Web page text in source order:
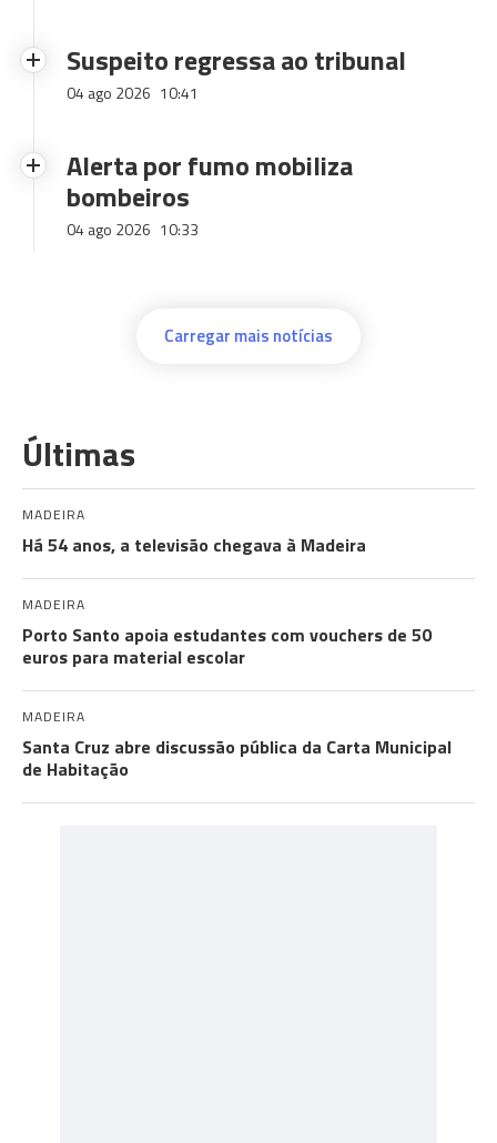
Suspeito regressa ao tribunal
04 ago 2026 10:41
Alerta por fumo mobiliza
bombeiros
04 ago 2026 10:33
Carregar mais notícias
Últimas
MADEIRA
Há 54 anos, a televisão chegava à Madeira
MADEIRA
Porto Santo apoia estudantes com vouchers de 50
euros para material escolar
MADEIRA
Santa Cruz abre discussão pública da Carta Municipal
de Habitação